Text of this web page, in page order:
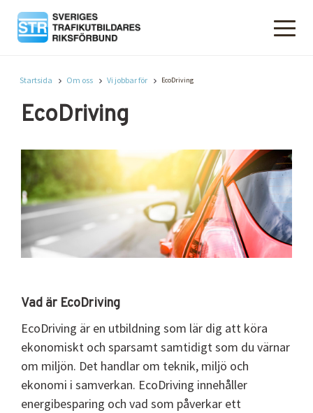
Startsida Om oss Vi jobbar för EcoDriving
EcoDriving
Vad är EcoDriving
EcoDriving är en utbildning som lär dig att köra
ekonomiskt och sparsamt samtidigt som du värnar
om miljön. Det handlar om teknik, miljö och
ekonomi i samverkan. EcoDriving innehåller
energibesparing och vad som påverkar ett